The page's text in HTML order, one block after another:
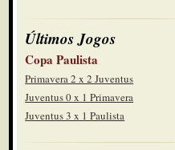
Últimos Jogos
Copa Paulista
Primavera 2 x 2 Juventus
Juventus 0 x 1 Primavera
Juventus 3 x 1 Paulista